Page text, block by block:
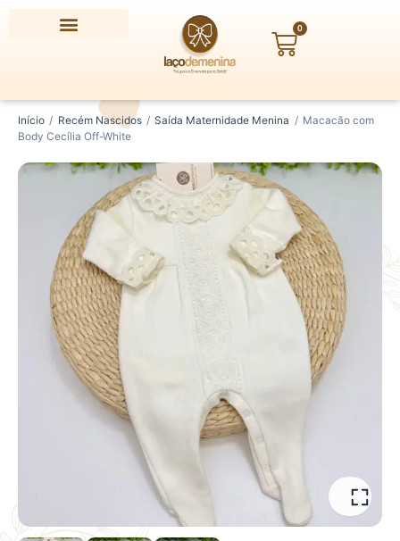
0
Carrinho
Início / Recém Nascidos / Saída Maternidade Menina / Macacão com
Body Cecília Off-White
Macacão
com
Body
Cecília
quantidade
Digite
seu
CEP